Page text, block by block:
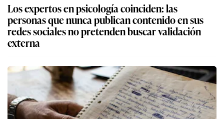
Los expertos en psicología coinciden: las
personas que nunca publican contenido en sus
redes sociales no pretenden buscar validación
externa